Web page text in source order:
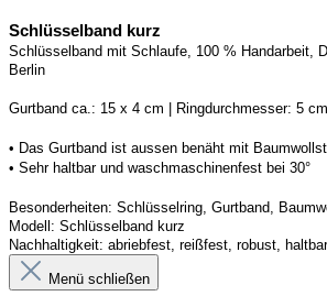
Schlüsselband kurz
Schlüsselband mit Schlaufe, 100 % Handarbeit,
Berlin
Gurtband ca.: 15 x 4 cm | Ringdurchmesser: 5 cm
• Das Gurtband ist aussen benäht mit
• Sehr haltbar und waschmaschinenfest bei 30°
Besonderheiten: Schlüsselring, Gurtband,
Modell: Schlüsselband kurz
Nachhaltigkeit: abriebfest, reißfest, robust, haltbar
Menü schließen